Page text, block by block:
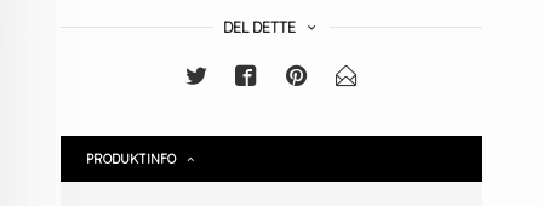
DEL DETTE
PRODUKTINFO